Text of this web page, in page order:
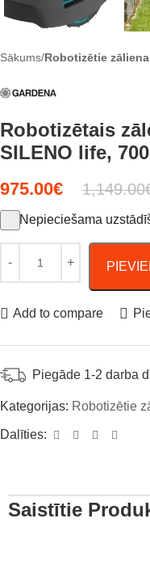
Sākums Robotizētie
Robotizētais
SILENO life,
1,149.00
975.00€
Nepieciešama
Add to compare
Piegāde 1-2 darba
Kategorijas: Robotizētie
Dalīties:
Saistītie